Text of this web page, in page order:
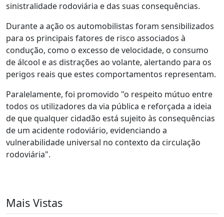
sinistralidade rodoviária e das suas consequências.
Durante a ação os automobilistas foram sensibilizados
para os principais fatores de risco associados à
condução, como o excesso de velocidade, o consumo
de álcool e as distrações ao volante, alertando para os
perigos reais que estes comportamentos representam.
Paralelamente, foi promovido "o respeito mútuo entre
todos os utilizadores da via pública e reforçada a ideia
de que qualquer cidadão está sujeito às consequências
de um acidente rodoviário, evidenciando a
vulnerabilidade universal no contexto da circulação
rodoviária".
Mais Vistas